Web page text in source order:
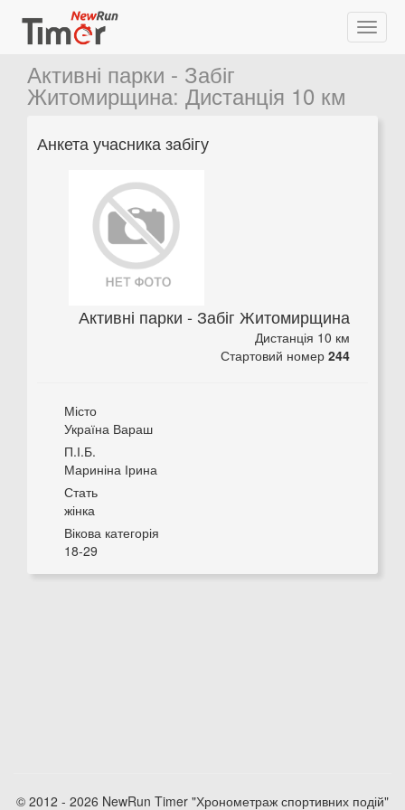
Активні парки - Забіг
Житомирщина: Дистанція 10 км
Анкета учасника забігу
Активні парки - Забіг Житомирщина
Дистанція 10 км
Стартовий номер 244
Місто
Україна Вараш
П.І.Б.
Мариніна Ірина
Стать
жінка
Вікова категорія
18-29
© 2012 - 2026 NewRun Timer "Хронометраж спортивних подій"